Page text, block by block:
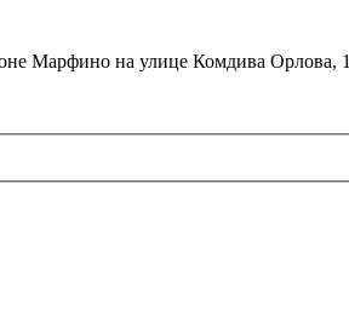
Марфино на улице Комдива Орлова, 1